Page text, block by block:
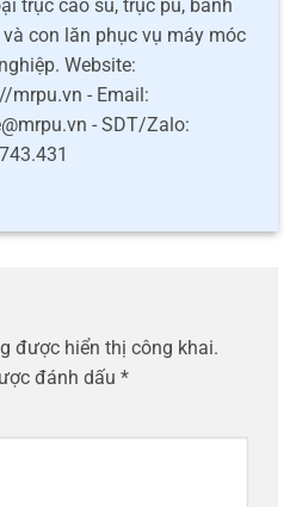
trục cao su, trục pu, bánh
và con lăn phục vụ máy móc
Website:
mrpu.vn - Email:
- SDT/Zalo:
được hiển thị công khai.
đánh dấu *